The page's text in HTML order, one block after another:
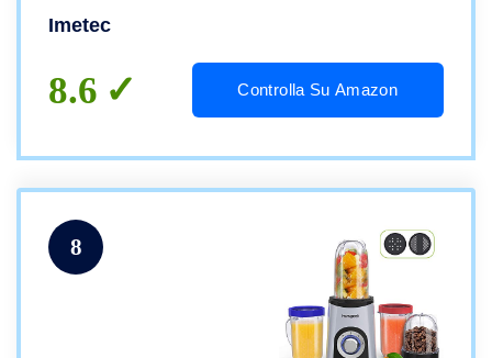
Nero
Imetec
8.6 Controlla Su Amazon
8